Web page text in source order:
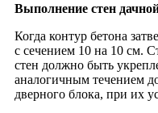
Выполнение стен
Когда контур бетона
с сечением 10 на 10 см.
стен должно быть
аналогичным течением
дверного блока, при их